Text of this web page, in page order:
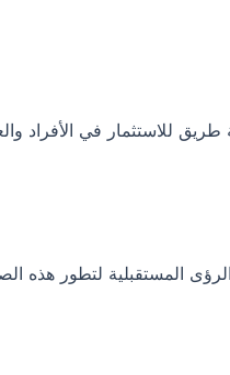
للاستثمار في الأفراد
المستقبلية لتطور هذه